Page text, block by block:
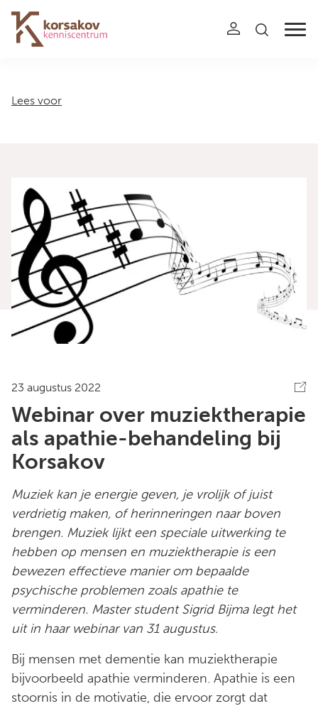
Navigation
Lees voor
23 augustus 2022
Webinar over muziektherapie
als apathie-behandeling bij
Korsakov
Muziek kan je energie geven, je vrolijk of juist
verdrietig maken, of herinneringen naar boven
brengen. Muziek lijkt een speciale uitwerking te
hebben op mensen en muziektherapie is een
bewezen effectieve manier om bepaalde
psychische problemen zoals apathie te
verminderen. Master student Sigrid Bijma legt het
uit in haar webinar van 31 augustus.
Bij mensen met dementie kan muziektherapie
bijvoorbeeld apathie verminderen. Apathie is een
stoornis in de motivatie, die ervoor zorgt dat